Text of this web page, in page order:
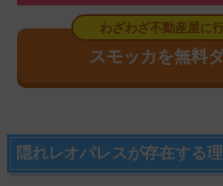
スモッカを無料
隠れレオパレスが存在する